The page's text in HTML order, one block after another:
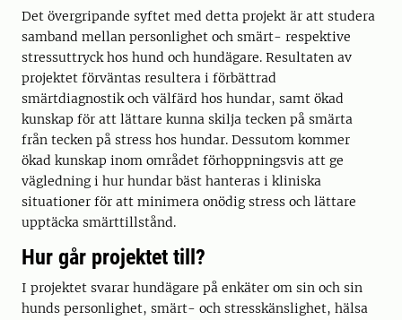
Det övergripande syftet med detta projekt är att studera
samband mellan personlighet och smärt- respektive
stressuttryck hos hund och hundägare. Resultaten av
projektet förväntas resultera i förbättrad
smärtdiagnostik och välfärd hos hundar, samt ökad
kunskap för att lättare kunna skilja tecken på smärta
från tecken på stress hos hundar. Dessutom kommer
ökad kunskap inom området förhoppningsvis att ge
vägledning i hur hundar bäst hanteras i kliniska
situationer för att minimera onödig stress och lättare
upptäcka smärttillstånd.
Hur går projektet till?
I projektet svarar hundägare på enkäter om sin och sin
hunds personlighet, smärt- och stresskänslighet, hälsa